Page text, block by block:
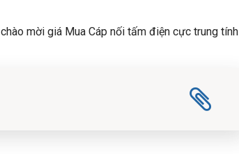
mời giá Mua Cáp nối tấm điện cực trung tính